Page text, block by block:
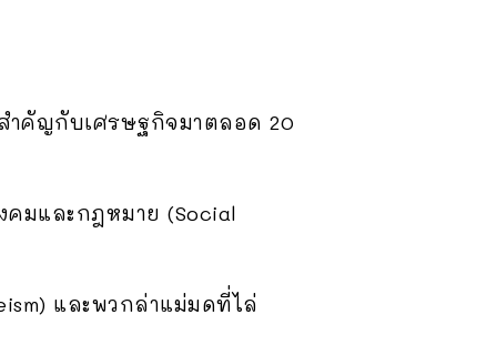
ำคัญกับเศรษฐกิจมาตลอด 20
มและกฎหมาย (Social
และพวกล่าแม่มดที่ไล่